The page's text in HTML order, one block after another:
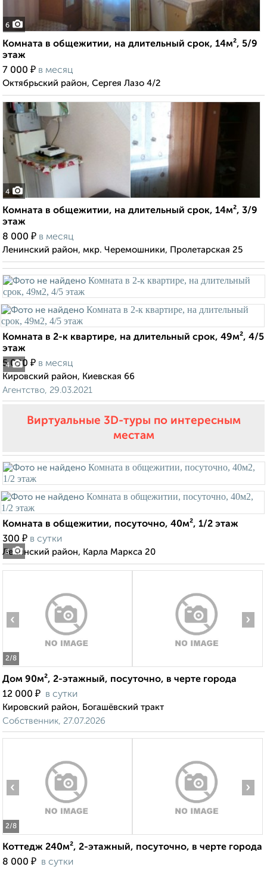
6
Комната в общежитии, на длительный срок, 14м², 5/9
этаж
7 000 ₽ в месяц
Октябрьский район, Сергея Лазо 4/2
4
Комната в общежитии, на длительный срок, 14м², 3/9
этаж
8 000 ₽ в месяц
Ленинский район, мкр. Черемошники, Пролетарская 25
4
Комната в 2-к квартире, на длительный срок, 49м², 4/5
этаж
5 000 ₽ в месяц
Кировский район, Киевская 66
Агентство, 29.03.2021
Виртуальные 3D-туры по интересным
местам
3
Комната в общежитии, посуточно, 40м², 1/2 этаж
300 ₽ в сутки
Ленинский район, Карла Маркса 20
2/8
‹ ›
Дом 90м², 2-этажный, посуточно, в черте города
12 000 ₽ в сутки
Кировский район, Богашёвский тракт
Собственник, 27.07.2026
2/8
‹ ›
Коттедж 240м², 2-этажный, посуточно, в черте города
8 000 ₽ в сутки